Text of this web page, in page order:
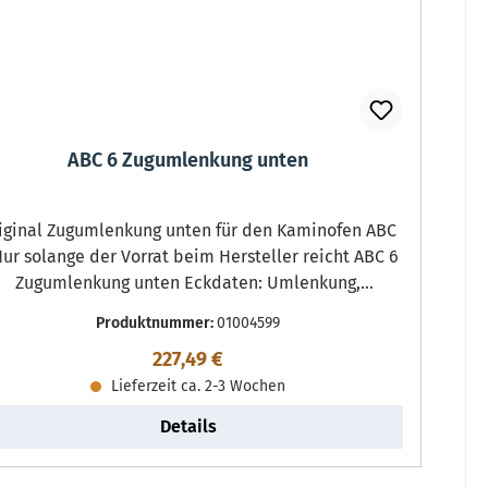
ABC 6 Zugumlenkung unten
Zugumlenkung unten für den Kaminofen ABC
Zugumlenkung unten Eckdaten: Umlenkung,
mm Material Stahl passend für Öfen mit Backfach
Produktnummer:01004599
Regulärer Preis:
227,49 €
Lieferzeit ca. 2-3 Wochen
Details